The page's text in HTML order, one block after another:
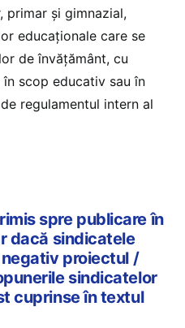
primar și gimnazial,
educaționale care se
de învățământ, cu
scop educativ sau în
regulamentul intern al
spre publicare în
dacă sindicatele
proiectul /
sindicatelor
cuprinse în textul